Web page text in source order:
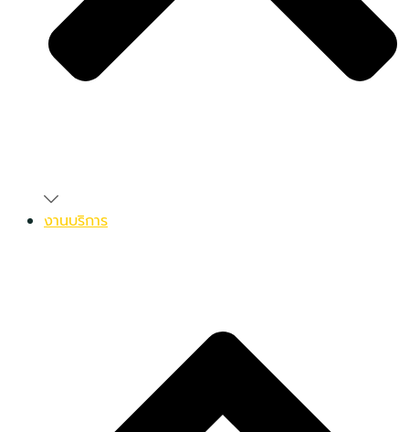
งานบริการ